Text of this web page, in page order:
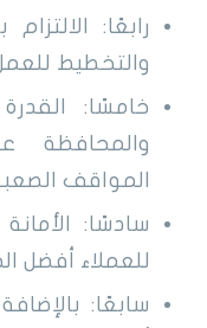
رابعًا:
والتخطيط
خامسًا:
والمحافظة
المواقف
سادسًا:
للعملاء أفضل
سابعًا: